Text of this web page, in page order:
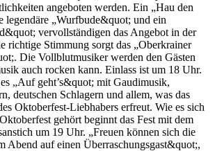
angeboten werden. Ein „Hau den
legendäre „Wurfbude&quot; und ein
vervollständigen das Angebot in der
richtige Stimmung sorgt das „Oberkrainer
Die Vollblutmusiker werden den Gästen
auch rocken kann. Einlass ist um 18 Uhr.
„Auf geht’s&quot; mit Gaudimusik,
deutschen Schlagern und allem, was das
Oktoberfest-Liebhabers erfreut. Wie es sich
gehört beginnt das Fest mit dem
um 19 Uhr. „Freuen können sich die
Abend auf einen Überraschungsgast&quot;,